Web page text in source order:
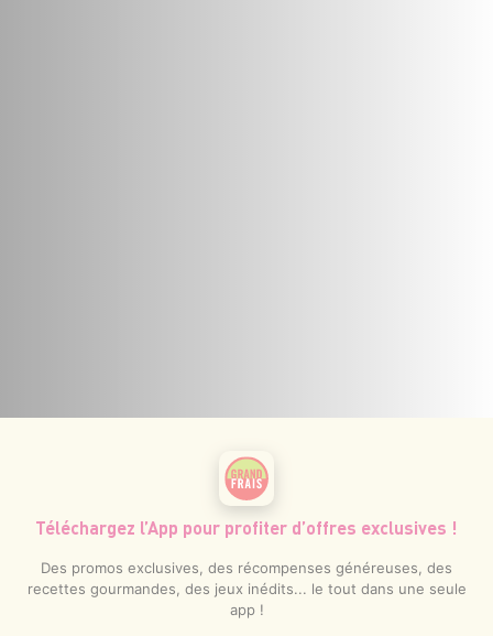
Téléchargez l’App pour profiter d’offres exclusives !
Des promos exclusives, des récompenses généreuses, des
recettes gourmandes, des jeux inédits... le tout dans une seule
app !